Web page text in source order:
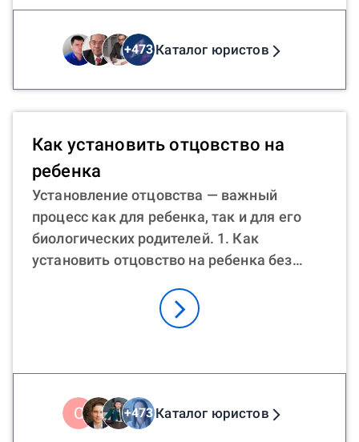
+473Каталог юристов
Как установить отцовство на
ребенка
Установление отцовства — важный
процесс как для ребенка, так и для его
биологических родителей. 1. Как
установить отцовство на ребенка без
официальном браке, можно подать
совместное заявление в ЗАГС. 2. Как
через суд, если отец умер. Могут
потребоваться генетические тесты с ДНК
С +473Каталог юристов